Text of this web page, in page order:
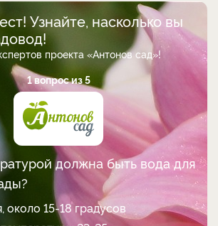
Узнайте, насколько вы
проекта «Антонов сад»!
1 вопрос из 5
должна быть вода для
около 15-18 градусов